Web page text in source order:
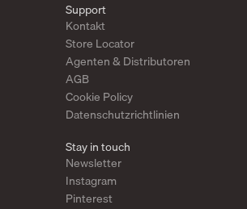
Support
Kontakt
Store Locator
Agenten & Distributoren
AGB
Cookie Policy
Datenschutzrichtlinien
Stay in touch
Newsletter
Instagram
Pinterest